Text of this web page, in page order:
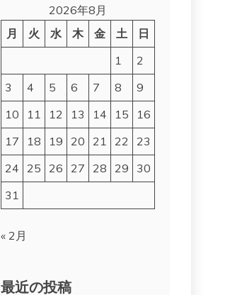
2026年8月
月
火 水 木 金 土
日
1
2
3
4 5 6 7 8
9
10
11 12 13 14 15
16
17
18 19 20 21 22
23
24
25 26 27 28 29
30
31
« 2月
最近の投稿